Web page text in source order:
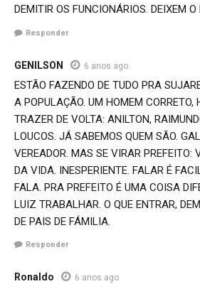
DEMITIR OS FUNCIONÁRIOS. DEIXEM
Responder
GENILSON 6 anos ago
ESTÃO FAZENDO DE TUDO PRA
A POPULAÇÃO. UM HOMEM CORRETO,
TRAZER DE VOLTA: ANILTON,
LOUCOS. JÁ SABEMOS QUEM SÃO.
VEREADOR. MAS SE VIRAR PREFEITO:
DA VIDA. INESPERIENTE. FALAR É
FALA. PRA PREFEITO É UMA COISA
LUIZ TRABALHAR. O QUE ENTRAR,
DE PAIS DE FÁMILIA.
Responder
Ronaldo 6 anos ago